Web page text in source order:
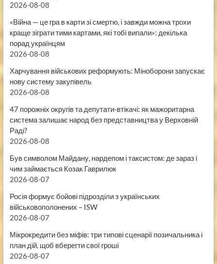
2026-08-08
«Війна — це гра в карти зі смертю, і завжди можна трохи
краще зіграти тими картами, які тобі випали»: декілька
порад українцям
2026-08-08
Харчування військових реформують: Міноборони запускає
нову систему закупівель
2026-08-08
47 порожніх округів та депутати-втікачі: як мажоритарна
система залишає народ без представництва у Верховній
Раді?
2026-08-08
Був символом Майдану, нардепом і таксистом: де зараз і
чим займається Козак Гаврилюк
2026-08-07
Росія формує бойові підрозділи з українських
військовополонених – ISW
2026-08-07
Мікрокредити без міфів: три типові сценарії позичальника і
план дій, щоб вберегти свої гроші
2026-08-07